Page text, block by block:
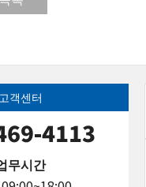
고객센터
4113
무시간